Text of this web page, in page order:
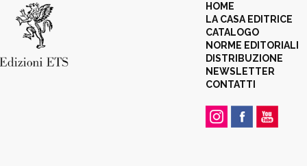
HOME
LA CASA EDITRICE
CATALOGO
NORME EDITORIALI
DISTRIBUZIONE
NEWSLETTER
CONTATTI